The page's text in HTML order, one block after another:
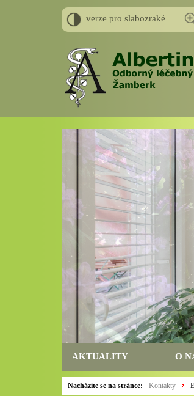
verze pro slabozraké
AKTUALITY O
Nacházíte se na stránce: Kontakty